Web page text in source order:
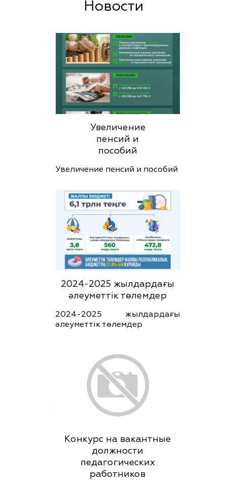
Новости
Увеличение
пенсий и
пособий
Увеличение пенсий и пособий
2024-2025 жылдардағы
әлеуметтік төлемдер
2024-2025 жылдардағы
әлеуметтік төлемдер
Конкурс на вакантные
должности
педагогических
работников